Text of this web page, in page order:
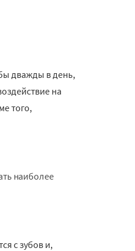
дважды в день,
на
того,
наиболее
с зубов и,